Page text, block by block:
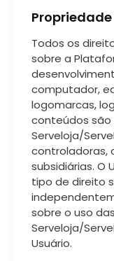
Todos os
sobre a
computador,
logomarcas,
conteúdos
Serveloja/
controladoras,
subsidiárias. O
tipo de direito
sobre o uso
Serveloja/
Usuário.